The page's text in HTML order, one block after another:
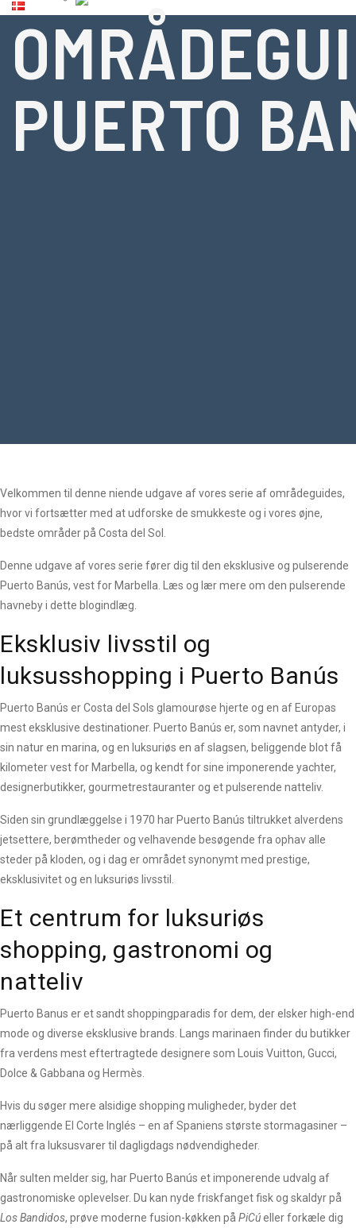
PUERTO
Velkommen til denne niende udgave af vores serie af områdeguides,
hvor vi fortsætter med at udforske de smukkeste og i vores øjne,
bedste områder på Costa del Sol.
Denne udgave af vores serie fører dig til den eksklusive og pulserende
Puerto Banús, vest for Marbella. Læs og lær mere om den pulserende
havneby i dette blogindlæg.
Eksklusiv livsstil og
luksusshopping i Puerto Banús
Puerto Banús er Costa del Sols glamourøse hjerte og en af Europas
mest eksklusive destinationer. Puerto Banús er, som navnet antyder, i
sin natur en marina, og en luksuriøs en af slagsen, beliggende blot få
kilometer vest for Marbella, og kendt for sine imponerende yachter,
designerbutikker, gourmetrestauranter og et pulserende natteliv.
Siden sin grundlæggelse i 1970 har Puerto Banús tiltrukket alverdens
jetsettere, berømtheder og velhavende besøgende fra ophav alle
steder på kloden, og i dag er området synonymt med prestige,
eksklusivitet og en luksuriøs livsstil.
Et centrum for luksuriøs
shopping, gastronomi og
natteliv
Puerto Banus er et sandt shoppingparadis for dem, der elsker high-end
mode og diverse eksklusive brands. Langs marinaen finder du butikker
fra verdens mest eftertragtede designere som Louis Vuitton, Gucci,
Dolce & Gabbana og Hermès.
Hvis du søger mere alsidige shopping muligheder, byder det
nærliggende El Corte Inglés – en af Spaniens største stormagasiner –
på alt fra luksusvarer til dagligdags nødvendigheder.
Når sulten melder sig, har Puerto Banús et imponerende udvalg af
gastronomiske oplevelser. Du kan nyde friskfanget fisk og skaldyr på
Los Bandidos, prøve moderne fusion-køkken på PiCúeller forkæle dig